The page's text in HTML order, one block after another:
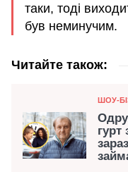
таки, тоді
був неминучим.
Читайте також:
ШОУ-
гурт